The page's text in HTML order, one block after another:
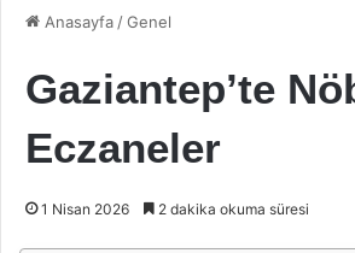
Anasayfa /Genel
Gaziantep’te
Eczaneler
1 Nisan 2026 2 dakika okuma süresi